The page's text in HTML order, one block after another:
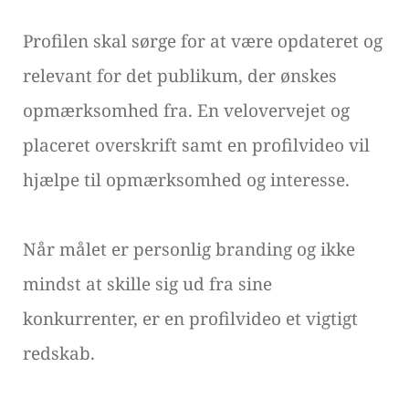
Profilen skal sørge for at være opdateret og
relevant for det publikum, der ønskes
opmærksomhed fra. En velovervejet og
placeret overskrift samt en profilvideo vil
hjælpe til opmærksomhed og interesse.
Når målet er personlig branding og ikke
mindst at skille sig ud fra sine
konkurrenter, er en profilvideo et vigtigt
redskab.